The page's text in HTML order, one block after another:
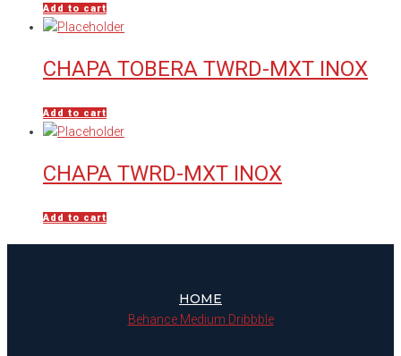
Add to cart
CHAPA TOBERA TWRD-MXT INOX
Add to cart
CHAPA TWRD-MXT INOX
Add to cart
HOME
Behance Medium Dribbble